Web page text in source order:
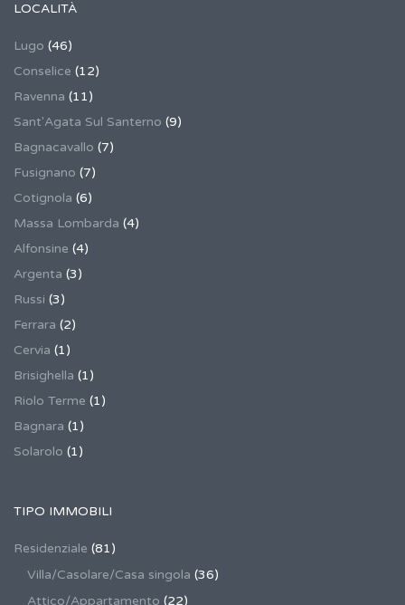
LOCALITÀ
Lugo (46)
Conselice (12)
Ravenna (11)
Sant'Agata Sul Santerno (9)
Bagnacavallo (7)
Fusignano (7)
Cotignola (6)
Massa Lombarda (4)
Alfonsine (4)
Argenta (3)
Russi (3)
Ferrara (2)
Cervia (1)
Brisighella (1)
Riolo Terme (1)
Bagnara (1)
Solarolo (1)
TIPO IMMOBILI
Residenziale (81)
Villa/Casolare/Casa singola (36)
Attico/Appartamento (22)